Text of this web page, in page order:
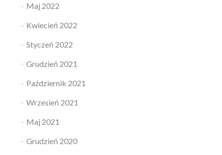
Maj 2022
Kwiecień 2022
Styczeń 2022
Grudzień 2021
Październik 2021
Wrzesień 2021
Maj 2021
Grudzień 2020